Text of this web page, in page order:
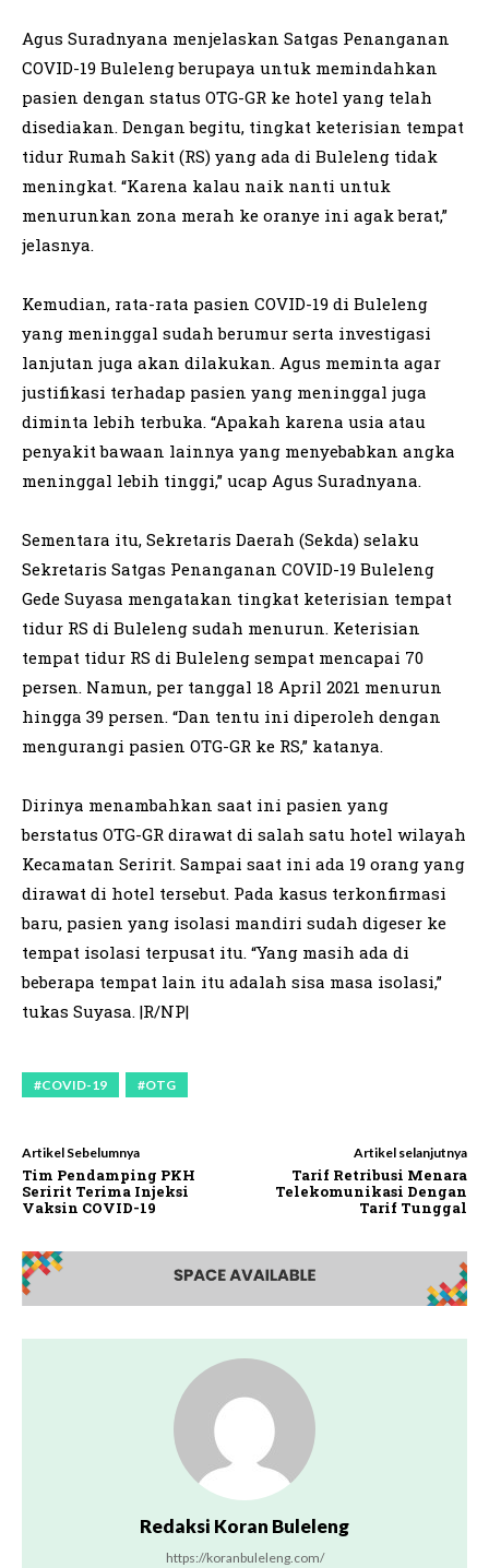
Agus Suradnyana menjelaskan Satgas Penanganan
COVID-19 Buleleng berupaya untuk memindahkan
pasien dengan status OTG-GR ke hotel yang telah
disediakan. Dengan begitu, tingkat keterisian tempat
tidur Rumah Sakit (RS) yang ada di Buleleng tidak
meningkat. “Karena kalau naik nanti untuk
menurunkan zona merah ke oranye ini agak berat,”
jelasnya.
Kemudian, rata-rata pasien COVID-19 di Buleleng
yang meninggal sudah berumur serta investigasi
lanjutan juga akan dilakukan. Agus meminta agar
justifikasi terhadap pasien yang meninggal juga
diminta lebih terbuka. “Apakah karena usia atau
penyakit bawaan lainnya yang menyebabkan angka
meninggal lebih tinggi,” ucap Agus Suradnyana.
Sementara itu, Sekretaris Daerah (Sekda) selaku
Sekretaris Satgas Penanganan COVID-19 Buleleng
Gede Suyasa mengatakan tingkat keterisian tempat
tidur RS di Buleleng sudah menurun. Keterisian
tempat tidur RS di Buleleng sempat mencapai 70
persen. Namun, per tanggal 18 April 2021 menurun
hingga 39 persen. “Dan tentu ini diperoleh dengan
mengurangi pasien OTG-GR ke RS,” katanya.
Dirinya menambahkan saat ini pasien yang
berstatus OTG-GR dirawat di salah satu hotel wilayah
Kecamatan Seririt. Sampai saat ini ada 19 orang yang
dirawat di hotel tersebut. Pada kasus terkonfirmasi
baru, pasien yang isolasi mandiri sudah digeser ke
tempat isolasi terpusat itu. “Yang masih ada di
beberapa tempat lain itu adalah sisa masa isolasi,”
tukas Suyasa. |R/NP|
#COVID-19 #OTG
Artikel Sebelumnya
Tim Pendamping PKH
Seririt Terima Injeksi
Vaksin COVID-19
Artikel selanjutnya
Tarif Retribusi Menara
Telekomunikasi Dengan
Tarif Tunggal
Redaksi Koran Buleleng
https://koranbuleleng.com/